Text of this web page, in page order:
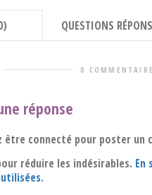
QUESTIONS
0
réponse
être connecté pour poster un
réduire les indésirables. En
.